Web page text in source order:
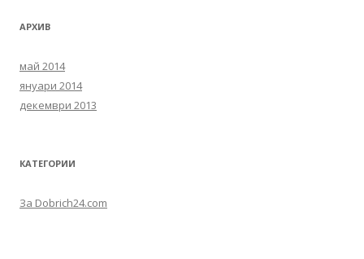
АРХИВ
май 2014
януари 2014
декември 2013
КАТЕГОРИИ
За Dobrich24.com